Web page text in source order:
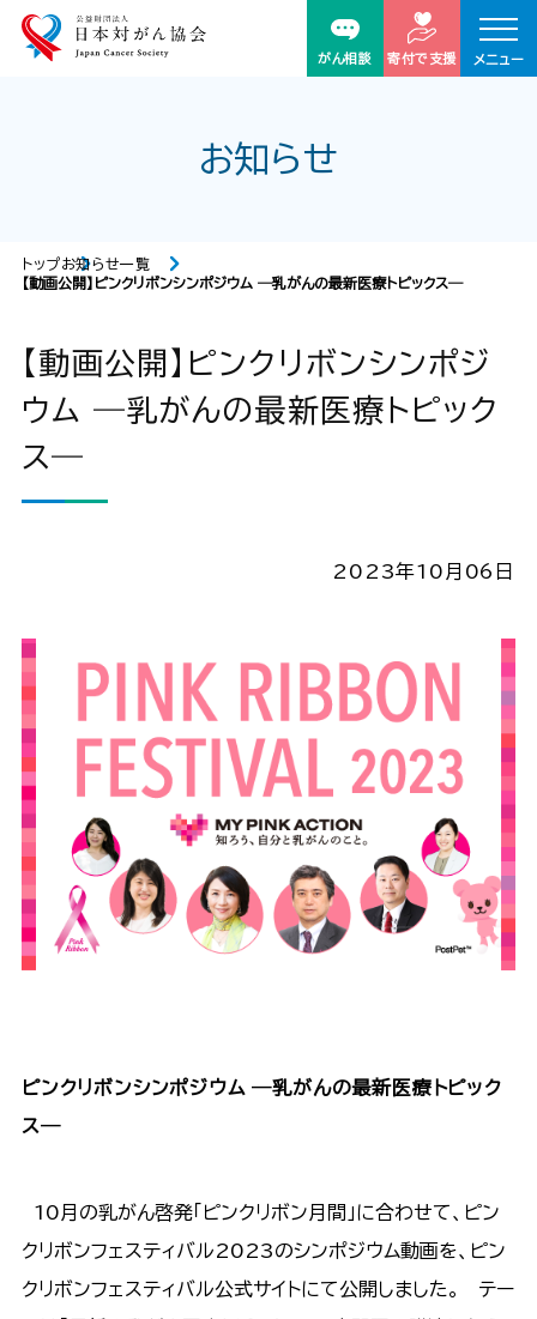
がん相談 寄付で支援 メニュー
お知らせ
トップお知らせ一覧
【動画公開】ピンクリボンシンポジウム ―乳がんの最新医療トピックス―
【動画公開】ピンクリボンシンポジ
ウム ―乳がんの最新医療トピック
ス―
2023年10月06日
ピンクリボンシンポジウム ―乳がんの最新医療トピック
ス―
10月の乳がん啓発「ピンクリボン月間」に合わせて、ピン
クリボンフェスティバル2023のシンポジウム動画を、ピン
クリボンフェスティバル公式サイトにて公開しました。 テー